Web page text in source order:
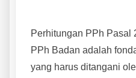
Perhitungan PPh Pasal
PPh Badan adalah
yang harus ditangani